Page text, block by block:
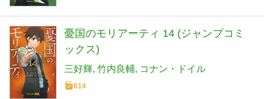
憂国のモリアーティ 14 (ジャンプコミ
ックス)
三好輝 竹内良輔 コナン・ドイル
614